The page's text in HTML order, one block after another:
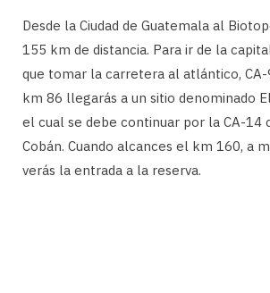
Desde la Ciudad de Guatemala al
155 km de distancia. Para ir de la
que tomar la carretera al atlántico,
km 86 llegarás a un sitio denominado
el cual se debe continuar por la CA-14
Cobán. Cuando alcances el km 160, a
verás la entrada a la reserva.